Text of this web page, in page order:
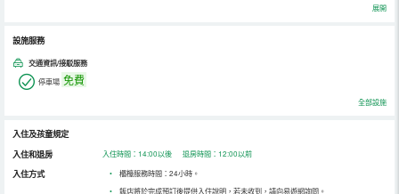
展開
設施服務
交通資訊/接駁服務
停車場 免費
全部設施
入住及孩童規定
入住和退房
入住時間：14:00以後 退房時間：12:00以前
入住方式 •
櫃檯服務時間：24小時。
•
飯店將於完成預訂後提供入住說明，若未收到，請向易遊網詢問。